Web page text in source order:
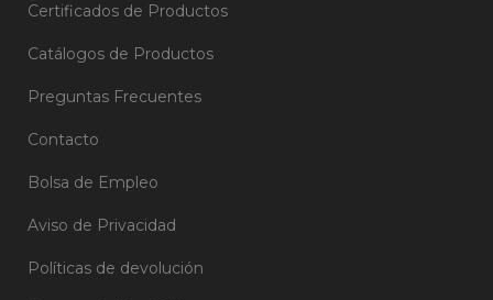
Certificados de Productos
Catálogos de Productos
Preguntas Frecuentes
Contacto
Bolsa de Empleo
Aviso de Privacidad
Políticas de devolución